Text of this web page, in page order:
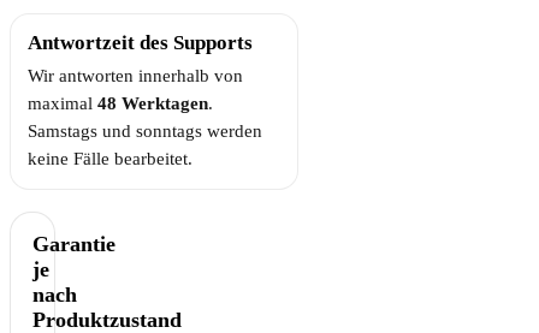
Antwortzeit des Supports
Wir antworten innerhalb von
maximal 48 Werktagen.
Samstags und sonntags werden
keine Fälle bearbeitet.
Garantie
je
nach
Produktzustand